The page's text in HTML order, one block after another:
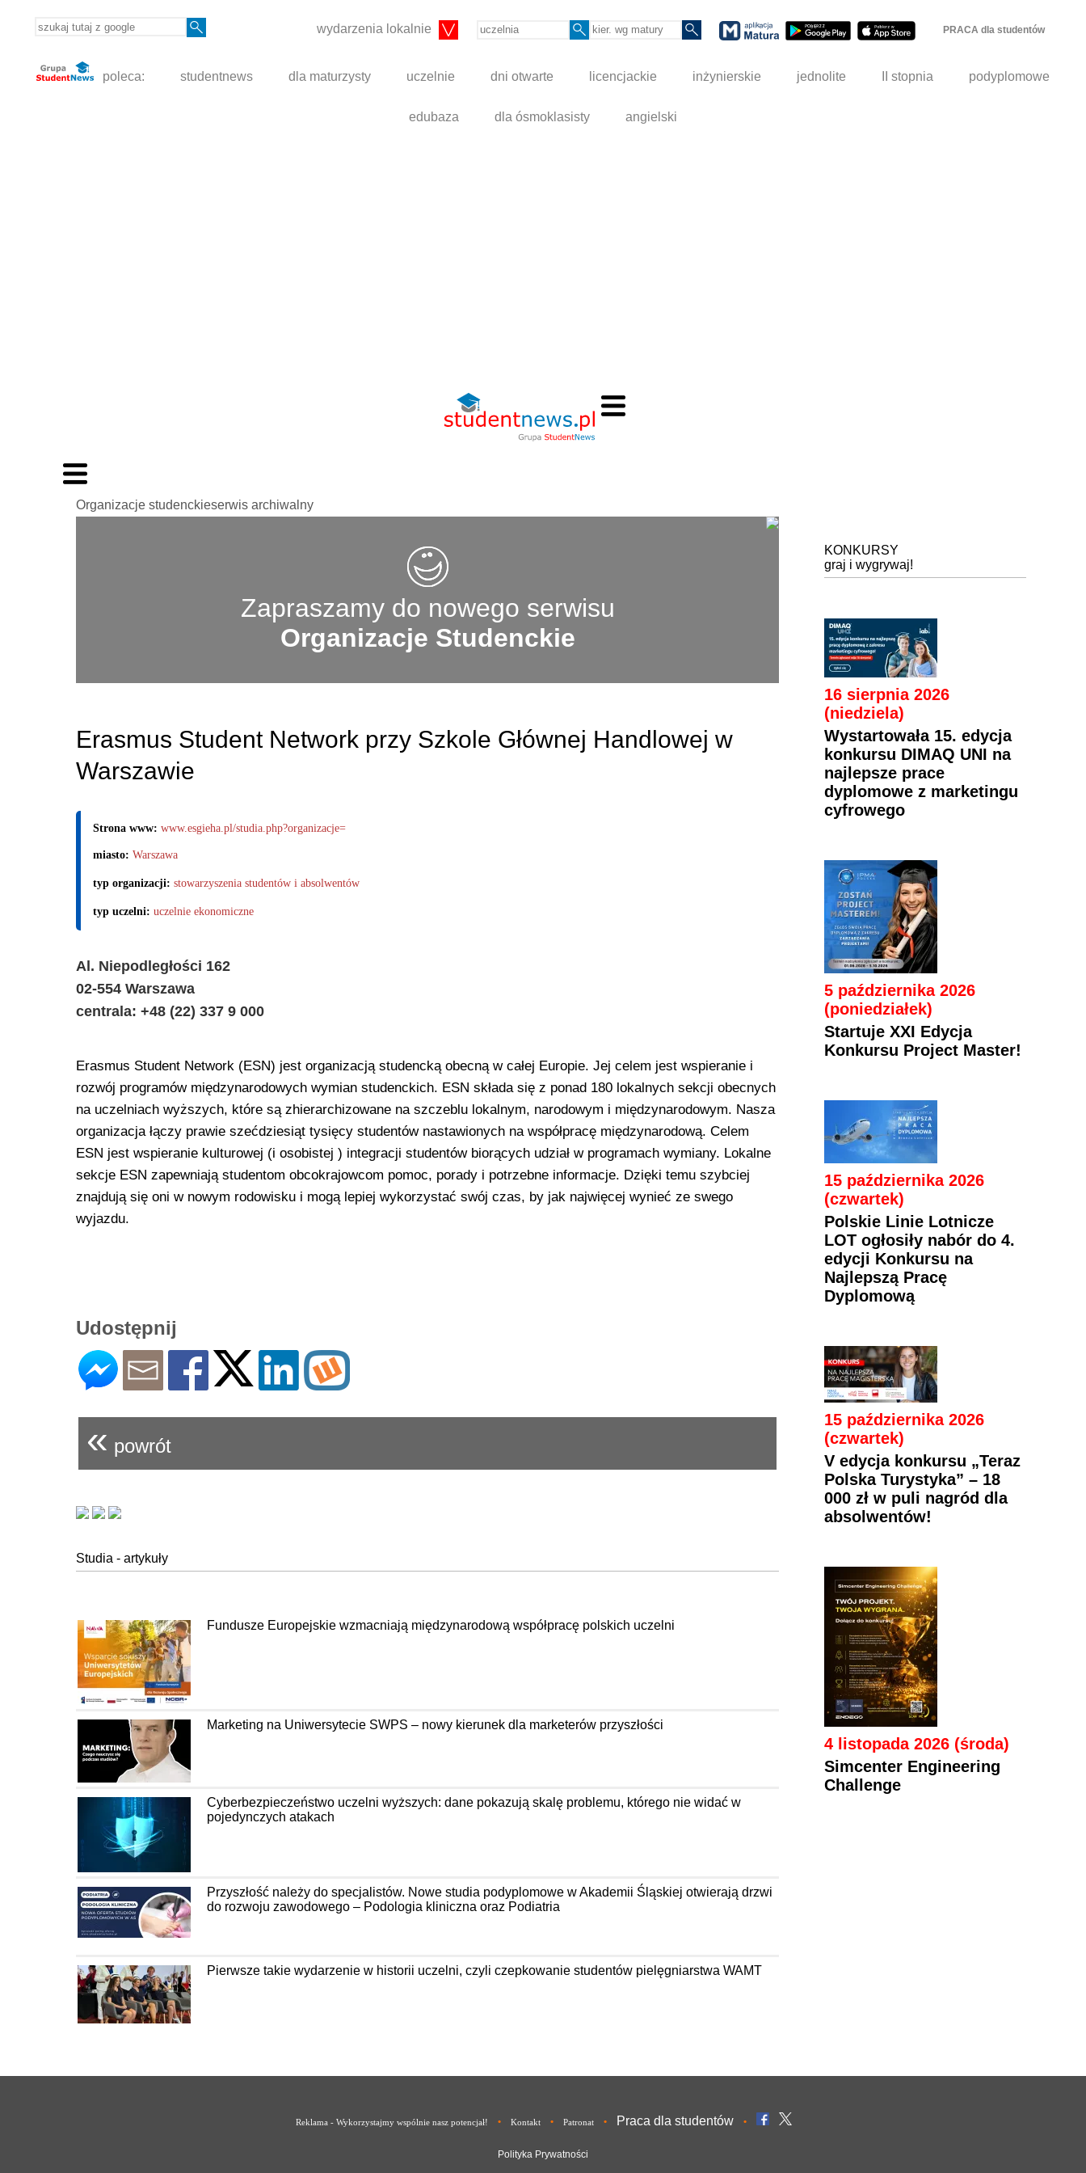
wydarzenia lokalnie PRACA dla studentów
poleca: studentnews dla maturzysty uczelnie dni otwarte licencjackie inżynierskie jednolite II stopnia podyplomowe
edubaza dla ósmoklasisty angielski
Organizacje studenckieserwis archiwalny
Zapraszamy do nowego serwisu
Organizacje Studenckie
Erasmus Student Network przy Szkole Głównej Handlowej w
Warszawie
Strona www: www.esgieha.pl/studia.php?organizacje=
miasto: Warszawa
typ organizacji: stowarzyszenia studentów i absolwentów
typ uczelni: uczelnie ekonomiczne
Al. Niepodległości 162
02-554 Warszawa
centrala: +48 (22) 337 9 000
Erasmus Student Network (ESN) jest organizacją studencką obecną w całej Europie. Jej celem jest wspieranie i
rozwój programów międzynarodowych wymian studenckich. ESN składa się z ponad 180 lokalnych sekcji obecnych
na uczelniach wyższych, które są zhierarchizowane na szczeblu lokalnym, narodowym i międzynarodowym. Nasza
organizacja łączy prawie szećdziesiąt tysięcy studentów nastawionych na współpracę międzynarodową. Celem
ESN jest wspieranie kulturowej (i osobistej ) integracji studentów biorących udział w programach wymiany. Lokalne
sekcje ESN zapewniają studentom obcokrajowcom pomoc, porady i potrzebne informacje. Dzięki temu szybciej
znajdują się oni w nowym rodowisku i mogą lepiej wykorzystać swój czas, by jak najwięcej wynieć ze swego
wyjazdu.
Udostępnij
« powrót
Studia - artykuły
Fundusze Europejskie wzmacniają międzynarodową współpracę polskich uczelni
Marketing na Uniwersytecie SWPS – nowy kierunek dla marketerów przyszłości
Cyberbezpieczeństwo uczelni wyższych: dane pokazują skalę problemu, którego nie widać w
pojedynczych atakach
Przyszłość należy do specjalistów. Nowe studia podyplomowe w Akademii Śląskiej otwierają drzwi
do rozwoju zawodowego – Podologia kliniczna oraz Podiatria
Pierwsze takie wydarzenie w historii uczelni, czyli czepkowanie studentów pielęgniarstwa WAMT
KONKURSY
graj i wygrywaj!
16 sierpnia 2026
(niedziela)
Wystartowała 15. edycja
konkursu DIMAQ UNI na
najlepsze prace
dyplomowe z marketingu
cyfrowego
5 października 2026
(poniedziałek)
Startuje XXI Edycja
Konkursu Project Master!
15 października 2026
(czwartek)
Polskie Linie Lotnicze
LOT ogłosiły nabór do 4.
edycji Konkursu na
Najlepszą Pracę
Dyplomową
15 października 2026
(czwartek)
V edycja konkursu „Teraz
Polska Turystyka” – 18
000 zł w puli nagród dla
absolwentów!
4 listopada 2026 (środa)
Simcenter Engineering
Challenge
Reklama - Wykorzystajmy wspólnie nasz potencjał! • Kontakt • Patronat • Praca dla studentów •
Polityka Prywatności